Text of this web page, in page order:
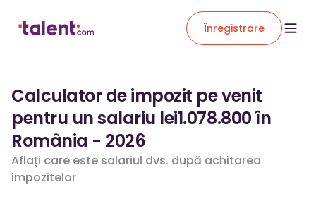
Înregistrare
Calculator de impozit pe venit
pentru un salariu lei1.078.800 în
România - 2026
Aflați care este salariul dvs. după achitarea
impozitelor